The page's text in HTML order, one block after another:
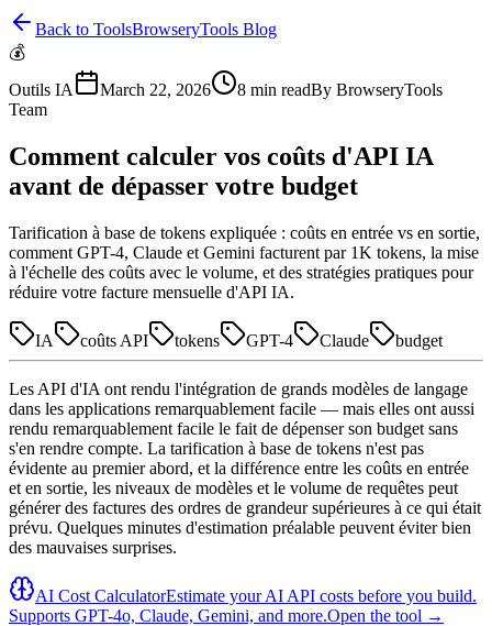
Back to ToolsBrowseryTools Blog
💰
Outils IA
March 22, 2026 8 min readBy BrowseryTools
Team
Comment calculer vos coûts d'API IA
avant de dépasser votre budget
Tarification à base de tokens expliquée : coûts en entrée vs en sortie,
comment GPT-4, Claude et Gemini facturent par 1K tokens, la mise
à l'échelle des coûts avec le volume, et des stratégies pratiques pour
réduire votre facture mensuelle d'API IA.
IA coûts API tokens GPT-4 Claude budget
Les API d'IA ont rendu l'intégration de grands modèles de langage
dans les applications remarquablement facile — mais elles ont aussi
rendu remarquablement facile le fait de dépenser son budget sans
s'en rendre compte. La tarification à base de tokens n'est pas
évidente au premier abord, et la différence entre les coûts en entrée
et en sortie, les niveaux de modèles et le volume de requêtes peut
générer des factures des ordres de grandeur supérieures à ce qui était
prévu. Quelques minutes d'estimation préalable peuvent éviter bien
des mauvaises surprises.
AI Cost CalculatorEstimate your AI API costs before you build.
Supports GPT-4o, Claude, Gemini, and more.Open the tool →